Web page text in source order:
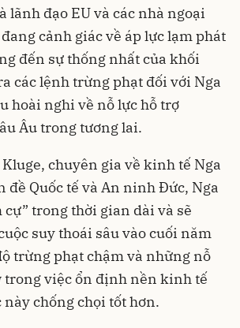
lãnh đạo EU và các nhà ngoại
cảnh giác về áp lực lạm phát
đến sự thống nhất của khối
các lệnh trừng phạt đối với Nga
hoài nghi về nỗ lực hỗ trợ
Âu trong tương lai.
chuyên gia về kinh tế Nga
đề Quốc tế và An ninh Đức, Nga
cự” trong thời gian dài và sẽ
suy thoái sâu vào cuối năm
trừng phạt chậm và những nỗ
trong việc ổn định nền kinh tế
chống chọi tốt hơn.